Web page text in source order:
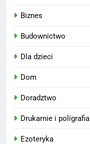
Biznes
Budownictwo
Dla dzieci
Dom
Doradztwo
Drukarnie i poligrafia
Ezoteryka